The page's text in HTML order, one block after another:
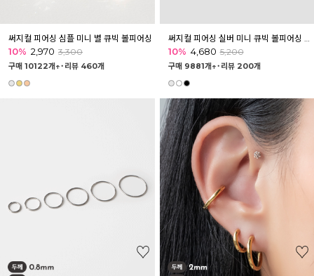
써지컬 피어싱 심플 미니 별 큐빅 볼피어싱
10% 2,970 3,300
구매 10122개↑˙ 리뷰 460개
10% 4,680 5,200
구매 9881개↑˙ 리뷰 200개